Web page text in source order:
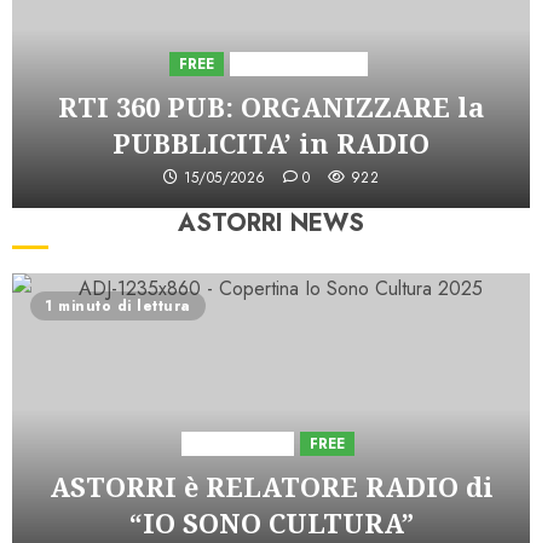
FREE
RTI 360 PUB: ORGANIZZARE la
PUBBLICITA’ in RADIO
15/05/2026 0 922
ASTORRI NEWS
1 minuto di lettura
FREE
ASTORRI è RELATORE RADIO di
“IO SONO CULTURA”